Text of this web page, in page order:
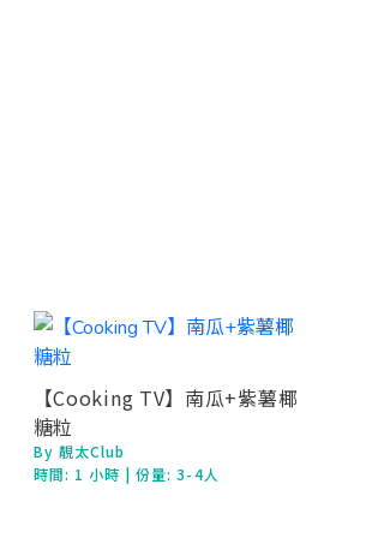
【Cooking TV】南瓜+紫薯椰
糖粒
By 靚太Club
時間: 1 小時 | 份量: 3-4人